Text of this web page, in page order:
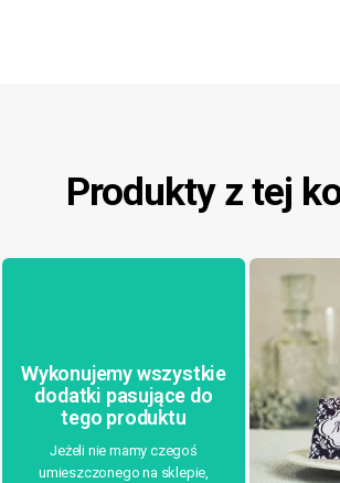
Produkty z tej
Wykonujemy wszystkie
dodatki pasujące do
tego produktu
Jeżeli nie mamy czegoś
umieszczonego na sklepie,